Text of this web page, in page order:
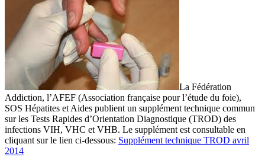
La Fédération
Addiction, l’AFEF (Association française pour l’étude du foie),
SOS Hépatites et Aides publient un supplément technique commun
sur les Tests Rapides d’Orientation Diagnostique (TROD) des
infections VIH, VHC et VHB. Le supplément est consultable en
cliquant sur le lien ci-dessous: Supplément technique TROD avril
2014